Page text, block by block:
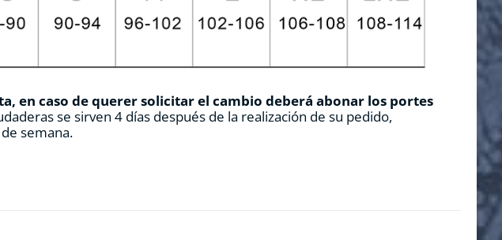
en caso de querer solicitar el cambio deberá abonar los portes
se sirven 4 días después de la realización de su pedido,
semana.